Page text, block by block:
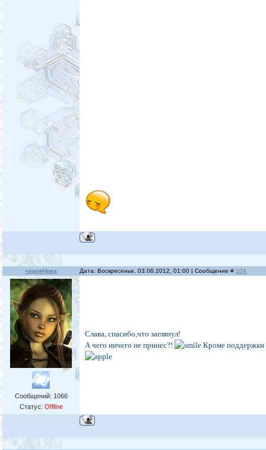
чаровНика Дата: Воскресенье, 03.06.2012, 01:00 | Сообщение # 104
Сообщений: 1066
Статус: Offline
Слава, спасибо,что заглянул!
А чего ничего не принес?!
Кроме поддержки